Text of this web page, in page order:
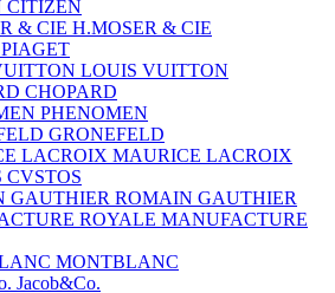
CITIZEN
H.MOSER & CIE
PIAGET
LOUIS VUITTON
CHOPARD
PHENOMEN
GRONEFELD
MAURICE LACROIX
CVSTOS
ROMAIN GAUTHIER
MANUFACTURE
MONTBLANC
Jacob&Co.